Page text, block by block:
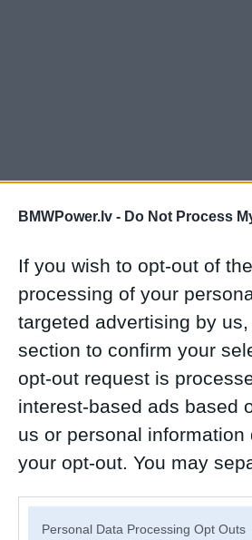
BMWPower.lv - Do Not Process
If you wish to opt-out of
processing of your
targeted advertising by
section to confirm your
opt-out request is
interest-based ads based
us or personal
your opt-out. You may
Personal Data Processing Opt Outs